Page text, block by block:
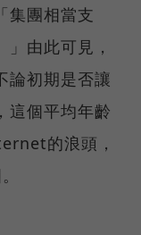
集團相當支
由此可見，
論初期是否讓
這個平均年齡
的浪頭，